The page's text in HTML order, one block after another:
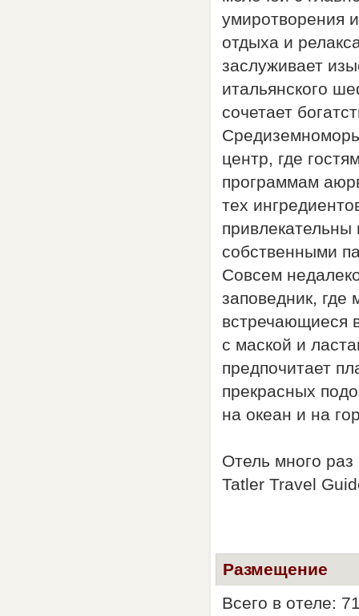
умиротворения
отдыха и
заслуживает
итальянского
сочетает
центр, где
программам
тех
собственными
Совсем
заповедник,
встречающиеся
с маской и
предпочитает
прекрасных
на океан и на
Отель много
Tatler Travel
Размещение
Всего в отеле: